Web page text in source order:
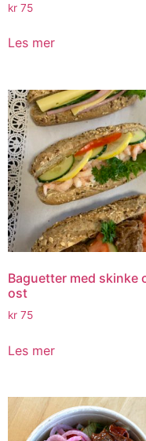
kr 75
Les mer
Baguetter med skinke
ost
kr 75
Les mer